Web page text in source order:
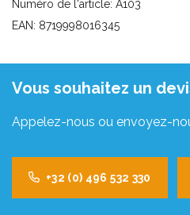
Numéro de l'article: A103
EAN: 8719998016345
Vous souhaitez un
Appelez-nous ou envoyez-
+32 (0) 496 532 330